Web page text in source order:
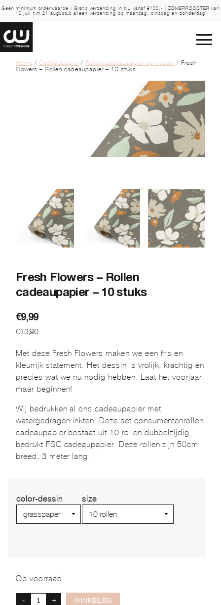
Geen minimum orderwaarde | Gratis verzending in NL vanaf €100,- | ZOMERROOSTER van
10 juli t/m 21 augustus alleen verzending op maandag, dinsdag en donderdag
Home / Cadeaupapier / Rollen cadeaupapier op dessin / Fresh
Flowers – Rollen cadeaupapier – 10 stuks
Fresh Flowers – Rollen
cadeaupapier – 10 stuks
€13,90
Oorspronkelijke
prijs
€13,90.
€9,99
Huidige
prijs
€9,99.
Met deze Fresh Flowers maken we een fris en
kleurrijk statement. Het dessin is vrolijk, krachtig en
precies wat we nu nodig hebben. Laat het voorjaar
maar beginnen!
Wij bedrukken al ons cadeaupapier met
watergedragen inkten. Deze set consumentenrollen
cadeaupapier bestaat uit 10 rollen dubbelzijdig
bedrukt FSC cadeaupapier. Deze rollen zijn 50cm
breed, 3 meter lang.
color-dessin size
Op voorraad
- + WINKELEN